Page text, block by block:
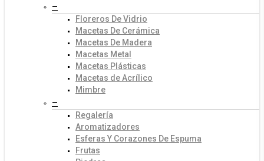
–
Floreros De Vidrio
Macetas De Cerámica
Macetas De Madera
Macetas Metal
Macetas Plásticas
Macetas de Acrílico
Mimbre
–
Regalería
Aromatizadores
Esferas Y Corazones De Espuma
Frutas